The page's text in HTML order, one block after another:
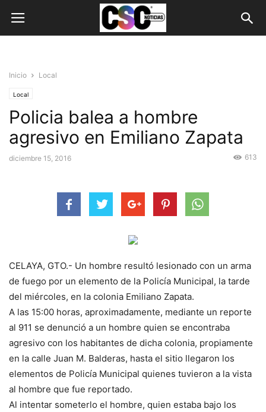
Inicio Local
Local
Policia balea a hombre
agresivo en Emiliano Zapata
diciembre 15, 2016 613
CELAYA, GTO.- Un hombre resultó lesionado con un arma
de fuego por un elemento de la Policía Municipal, la tarde
del miércoles, en la colonia Emiliano Zapata.
A las 15:00 horas, aproximadamente, mediante un reporte
al 911 se denunció a un hombre quien se encontraba
agresivo con los habitantes de dicha colonia, propiamente
en la calle Juan M. Balderas, hasta el sitio llegaron los
elementos de Policía Municipal quienes tuvieron a la vista
al hombre que fue reportado.
Al intentar someterlo el hombre, quien estaba bajo los